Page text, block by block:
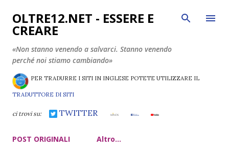
Passa ai contenuti principali
OLTRE12.NET - ESSERE E
CREARE
«Non stanno venendo a salvarci. Stanno venendo
perché noi stiamo cambiando»
PER TRADURRE I SITI IN INGLESE POTETE UTILIZZARE IL
TRADUTTORE DI SITI
ci trovi su: TWITTER
POST ORIGINALI Altro…